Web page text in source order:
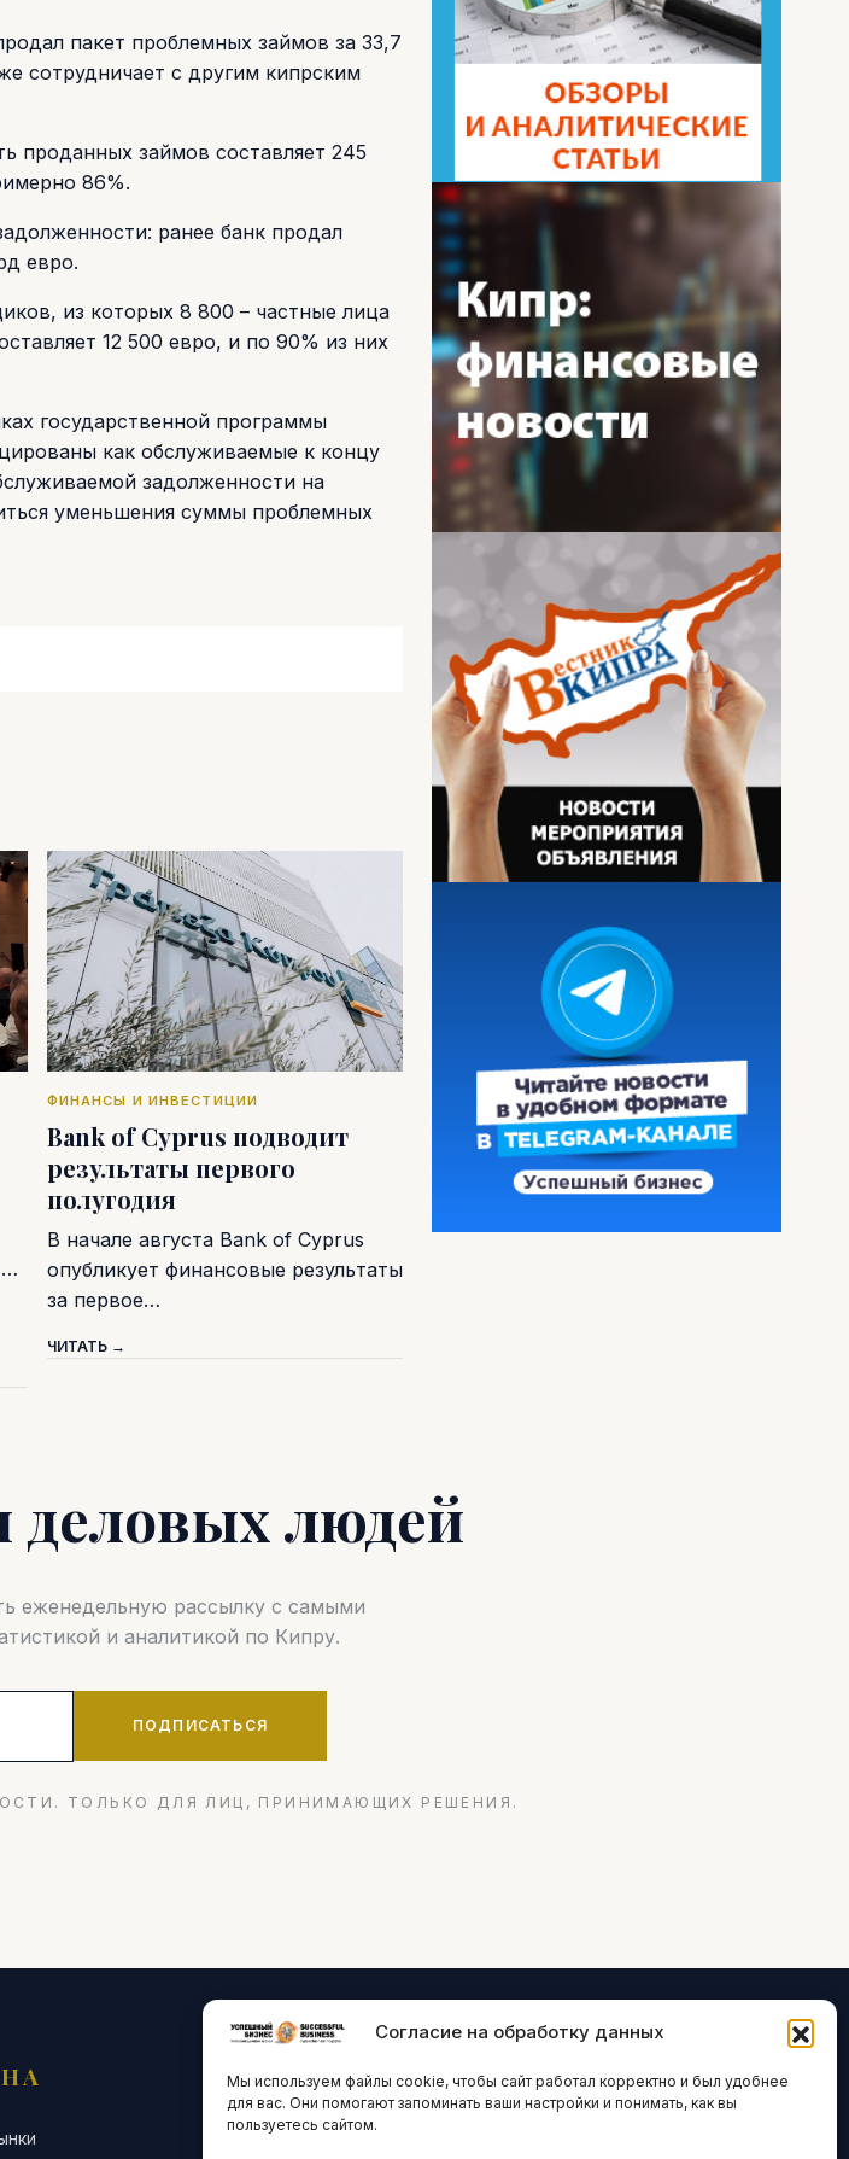
Согласие на обработку данных
Мы используем файлы cookie, чтобы сайт работал корректно и был удобнее
для вас. Они помогают запоминать ваши настройки и понимать, как вы
пользуетесь сайтом.
пакет проблемных займов за 33,7
сотрудничает с другим кипрским
проданных займов составляет 245
86%.
ранее банк продал
евро.
из которых 8 800 – частные лица
12 500 евро, и по 90% из них
государственной программы
как обслуживаемые к концу
задолженности на
уменьшения суммы проблемных
ФИНАНСЫ И ИНВЕСТИЦИИ
Bank of Cyprus подводит
результаты первого
полугодия
В начале августа Bank of Cyprus
опубликует финансовые результаты
за первое…
ЧИТАТЬ →
деловых людей
еженедельную рассылку с самыми
и аналитикой по Кипру.
ПОДПИСАТЬСЯ
ТОЛЬКО ДЛЯ ЛИЦ, ПРИНИМАЮЩИХ РЕШЕНИЯ.
ТЕХНОЛОГИИ И
ИННОВАЦИИ
Стартапы и исследования
ARTICLES IN
ENGLISH